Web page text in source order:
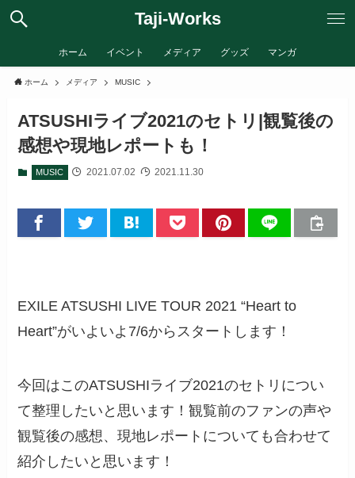
Taji-Works
ホーム イベント メディア グッズ マンガ
ホーム メディア MUSIC
ATSUSHIライブ2021のセトリ|観覧後の
感想や現地レポートも！
MUSIC 2021.07.02 2021.11.30
EXILE ATSUSHI LIVE TOUR 2021 “Heart to
Heart”がいよいよ7/6からスタートします！
今回はこのATSUSHIライブ2021のセトリについ
て整理したいと思います！観覧前のファンの声や
観覧後の感想、現地レポートについても合わせて
紹介したいと思います！